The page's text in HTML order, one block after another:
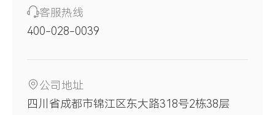
客服热线
400-028-0039
公司地址
四川省成都市锦江区东大路318号2栋38层